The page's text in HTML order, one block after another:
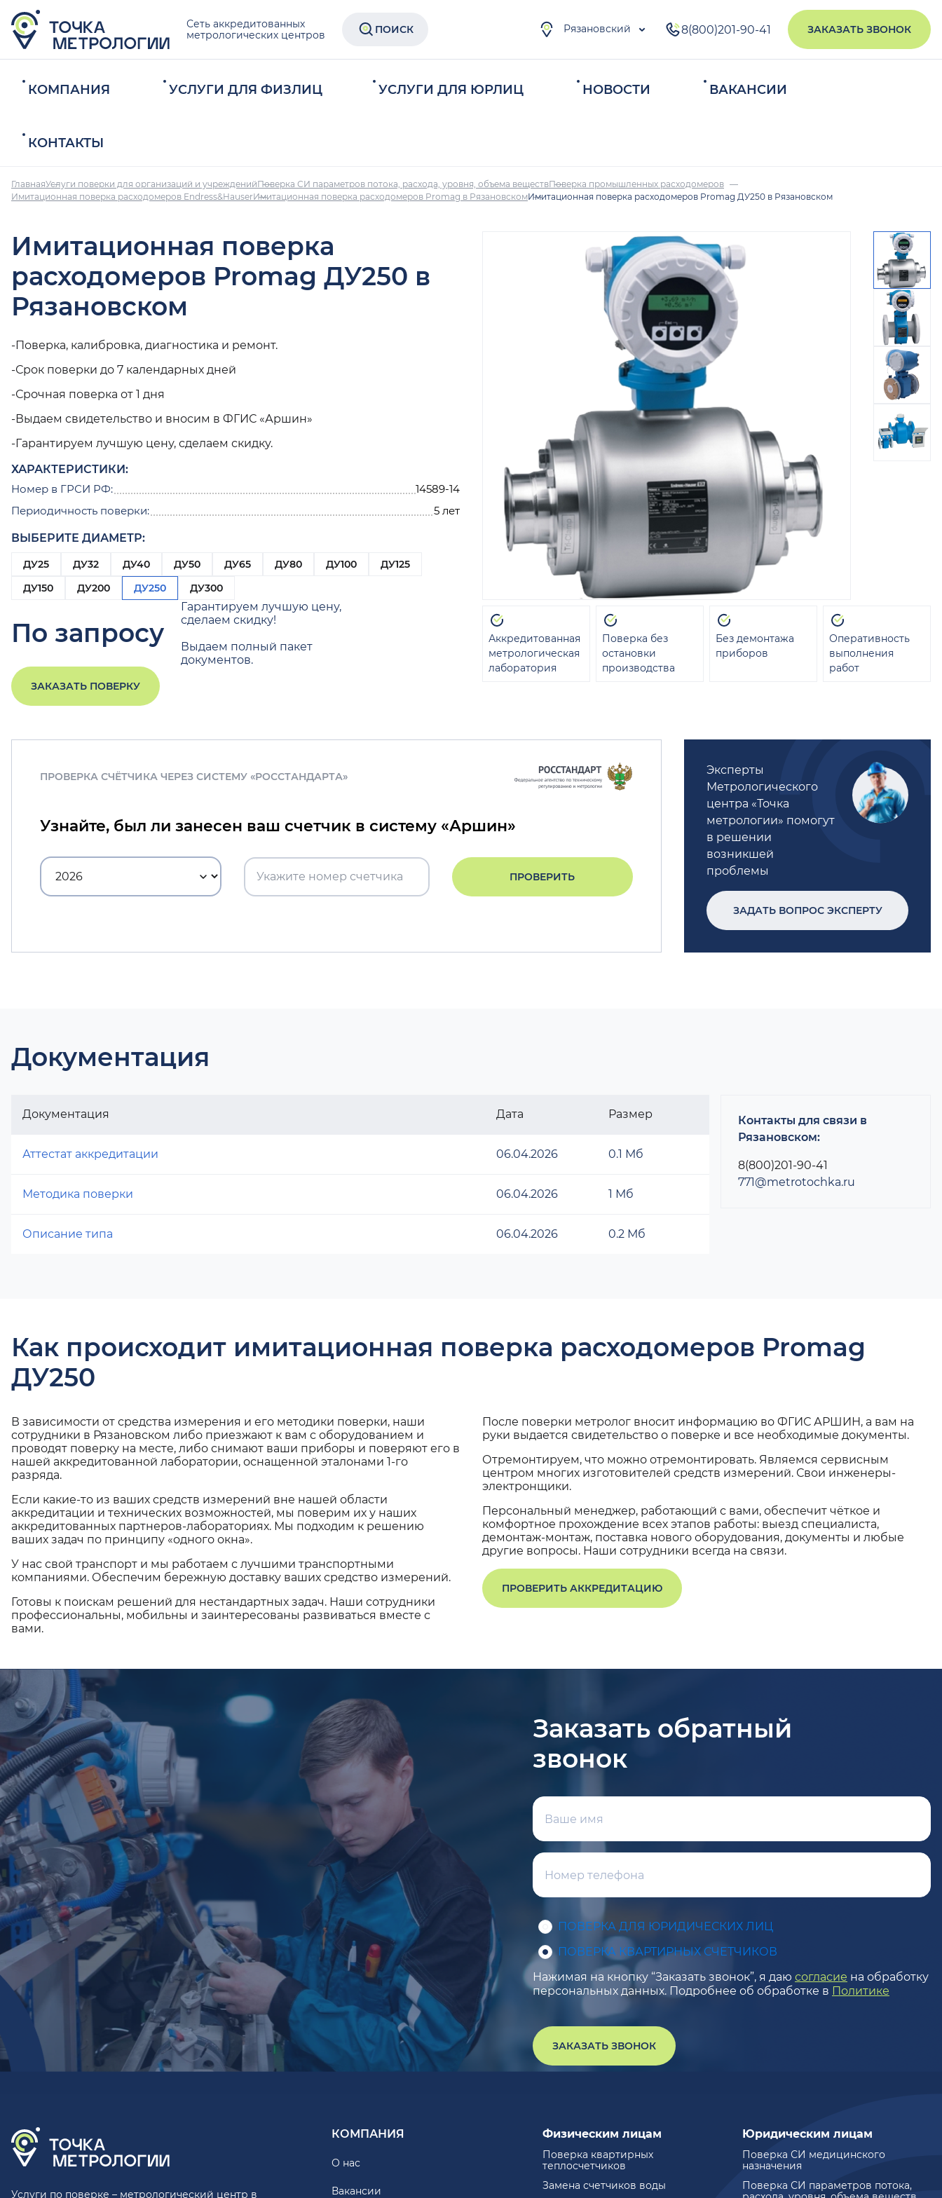
Сеть аккредитованных
метрологических центров
ПОИСК Рязановский 8(800)201-90-41 ЗАКАЗАТЬ ЗВОНОК
КОМПАНИЯ УСЛУГИ ДЛЯ ФИЗЛИЦ УСЛУГИ ДЛЯ ЮРЛИЦ НОВОСТИ ВАКАНСИИ
КОНТАКТЫ
ГлавнаяУслуги поверки для организаций и учрежденийПоверка СИ параметров потока, расхода, уровня, объема веществПоверка промышленных расходомеров
Имитационная поверка расходомеров Endress&HauserИмитационная поверка расходомеров Promag в РязановскомИмитационная поверка расходомеров Promag ДУ250 в Рязановском
Имитационная поверка
расходомеров Promag ДУ250 в
Рязановском
-Поверка, калибровка, диагностика и ремонт.
-Срок поверки до 7 календарных дней
-Срочная поверка от 1 дня
-Выдаем свидетельство и вносим в ФГИС «Аршин»
-Гарантируем лучшую цену, сделаем скидку.
ХАРАКТЕРИСТИКИ:
Номер в ГРСИ РФ:
14589-14
Периодичность поверки:
5 лет
ВЫБЕРИТЕ ДИАМЕТР:
ДУ25 ДУ32 ДУ40 ДУ50 ДУ65 ДУ80 ДУ100
ДУ125
ДУ150
ДУ200 ДУ250 ДУ300
По запросу
Гарантируем лучшую цену,
сделаем скидку!
Выдаем полный пакет
документов.
ЗАКАЗАТЬ ПОВЕРКУ
Аккредитованная
метрологическая
лаборатория
Поверка без
остановки
производства
Без демонтажа
приборов
Оперативность
выполнения
работ
ПРОВЕРКА СЧЁТЧИКА ЧЕРЕЗ СИСТЕМУ «РОССТАНДАРТА»
Узнайте, был ли занесен ваш счетчик в систему «Аршин»
ПРОВЕРИТЬ
Эксперты
Метрологического
центра «Точка
метрологии» помогут
в решении
возникшей
проблемы
ЗАДАТЬ ВОПРОС ЭКСПЕРТУ
Документация
Документация Дата Размер
Аттестат аккредитации 06.04.2026 0.1 Мб
Методика поверки 06.04.2026 1 Мб
Описание типа 06.04.2026 0.2 Мб
Контакты для связи в
Рязановском:
8(800)201-90-41
771@metrotochka.ru
Как происходит имитационная поверка расходомеров Promag
ДУ250
В зависимости от средства измерения и его методики поверки, наши
сотрудники в Рязановском либо приезжают к вам с оборудованием и
проводят поверку на месте, либо снимают ваши приборы и поверяют его в
нашей аккредитованной лаборатории, оснащенной эталонами 1-го
разряда.
Если какие-то из ваших средств измерений вне нашей области
аккредитации и технических возможностей, мы поверим их у наших
аккредитованных партнеров-лабораториях. Мы подходим к решению
ваших задач по принципу «одного окна».
У нас свой транспорт и мы работаем с лучшими транспортными
компаниями. Обеспечим бережную доставку ваших средство измерений.
Готовы к поискам решений для нестандартных задач. Наши сотрудники
профессиональны, мобильны и заинтересованы развиваться вместе с
вами.
После поверки метролог вносит информацию во ФГИС АРШИН, а вам на
руки выдается свидетельство о поверке и все необходимые документы.
Отремонтируем, что можно отремонтировать. Являемся сервисным
центром многих изготовителей средств измерений. Свои инженеры-
электронщики.
Персональный менеджер, работающий с вами, обеспечит чёткое и
комфортное прохождение всех этапов работы: выезд специалиста,
демонтаж-монтаж, поставка нового оборудования, документы и любые
другие вопросы. Наши сотрудники всегда на связи.
ПРОВЕРИТЬ АККРЕДИТАЦИЮ
Заказать обратный
звонок
ПОВЕРКА ДЛЯ ЮРИДИЧЕСКИХ ЛИЦ
ПОВЕРКА КВАРТИРНЫХ СЧЕТЧИКОВ
Нажимая на кнопку “Заказать звонок”, я даю согласие на обработку
персональных данных. Подробнее об обработке в Политике
ЗАКАЗАТЬ ЗВОНОК
Услуги по поверке – метрологический центр в
КОМПАНИЯ
О нас
Вакансии
Физическим лицам
Поверка квартирных
теплосчетчиков
Замена счетчиков воды
Юридическим лицам
Поверка СИ медицинского
назначения
Поверка СИ параметров потока,